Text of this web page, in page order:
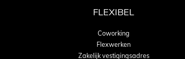
FLEXIBEL
Coworking
Flexwerken
Zakelijk vestigingsadres